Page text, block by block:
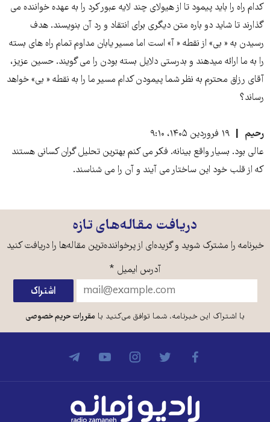
کدام راه را باید پیمود تا از هیولای چند لایه عبور کرد را به عهده خواننده می
گذارند تا شاید دو باره متن دیگری برای انتقاد و رد آن بنویسند. هدف
رسیدن به « بی» از نقطه « آ» است اما مسیر یابان مداوم تمام راه های بسته
را به ما ارائه میدهند و بدرستی دلایل بسته بودن را می گویند. حسین عزیز،
آقای رزاق محترم به نظر شما پیمودن کدام مسیر ما را به نقطه « بی» خواهد
رساند؟
رحیم
۱۹ فروردین ۱۴۰۵، ۹:۱۰
عالی بود. بسیار واقع بینانه. فکر می کنم بهترین تحلیل گران کسانی هستند
که از قلب خود این ساختار می آیند و آن را می شناسند.
دریافت مقاله‌های تازه
خبرنامه را مشترک شوید و گزیده‌ای از پرخواننده‌ترین مقاله‌ها را دریافت کنید
آدرس ایمیل *
با اشتراک این خبرنامه، شما توافق می‌کنید بامقررات حریم خصوصی